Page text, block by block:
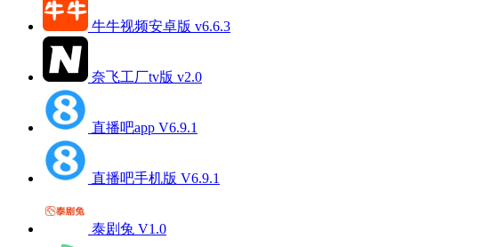
牛牛视频安卓版 v6.6.3
奈飞工厂tv版 v2.0
直播吧app V6.9.1
直播吧手机版 V6.9.1
泰剧兔 V1.0